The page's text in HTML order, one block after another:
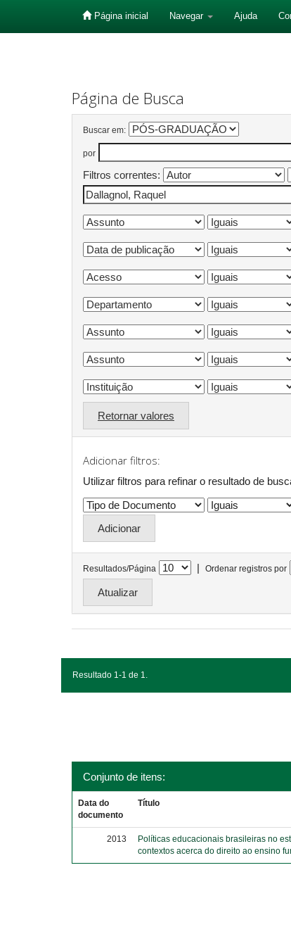
Página inicial Navegar Ajuda
Página de Busca
Buscar em:
por
Filtros correntes:
Retornar valores
Adicionar filtros:
Utilizar filtros para refinar o resultado de
Resultados/Página | Ordenar registros por
Resultado 1-1 de 1.
Conjunto de itens:
Data do
documento
Título
2013
Políticas educacionais brasileiras no
contextos acerca do direito ao ensino